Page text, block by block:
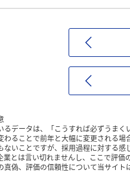
るデータは、「こうすれば必ずうま
わることで前年と大幅に変更される場
ないことですが、採用過程に対する
業とは言い切れませんし、ここで評価
真偽、評価の信頼性について当サイト